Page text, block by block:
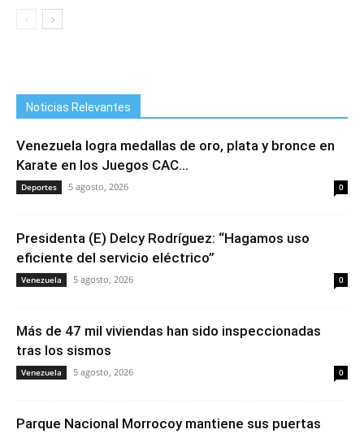
Noticias Relevantes
Venezuela logra medallas de oro, plata y bronce en
Karate en los Juegos CAC...
Deportes 5 agosto, 2026 0
Presidenta (E) Delcy Rodríguez: “Hagamos uso
eficiente del servicio eléctrico”
Venezuela 5 agosto, 2026 0
Más de 47 mil viviendas han sido inspeccionadas
tras los sismos
Venezuela 5 agosto, 2026 0
Parque Nacional Morrocoy mantiene sus puertas